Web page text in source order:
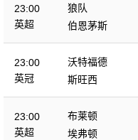
23:00
英超
狼队
伯恩茅斯
23:00
英冠
沃特福德
斯旺西
23:00
英超
布莱顿
埃弗顿